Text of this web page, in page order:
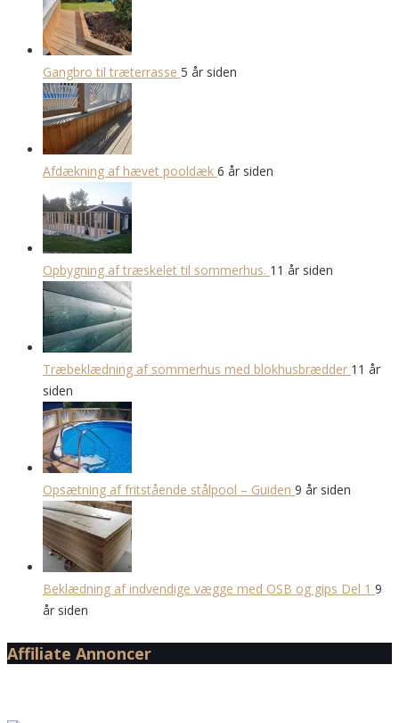
Gangbro til træterrasse 5 år siden
Afdækning af hævet pooldæk 6 år siden
Opbygning af træskelet til sommerhus. 11 år siden
Træbeklædning af sommerhus med blokhusbrædder 11 år
siden
Opsætning af fritstående stålpool – Guiden 9 år siden
Beklædning af indvendige vægge med OSB og gips Del 1 9
år siden
Affiliate Annoncer